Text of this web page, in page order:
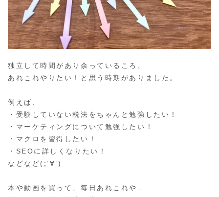
独立して時間があり余っているころ、
あれこれやりたい！と思う時期がありました。
例えば、
・受験していない税法をちゃんと勉強したい！
・マーケティングについて勉強したい！
・マクロを習得したい！
・SEOに詳しくなりたい！
などなど(;’∀’)
本や動画を買って、毎日あれこれや…